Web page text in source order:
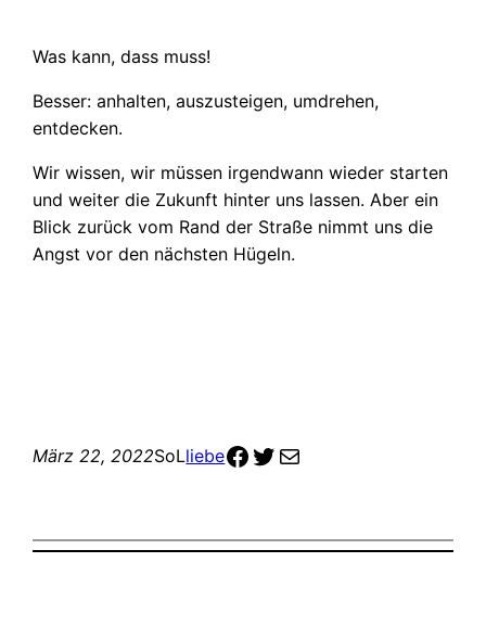
Was kann, dass muss!
Besser: anhalten, auszusteigen, umdrehen,
entdecken.
Wir wissen, wir müssen irgendwann wieder starten
und weiter die Zukunft hinter uns lassen. Aber ein
Blick zurück vom Rand der Straße nimmt uns die
Angst vor den nächsten Hügeln.
März 22, 2022SoLliebezur Facebook-Seite
zum Twitter Profilmeine email Adresse olaf@warneke.io